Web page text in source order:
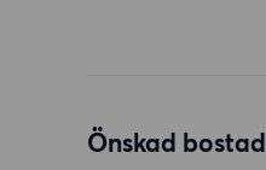
Önskad bostad